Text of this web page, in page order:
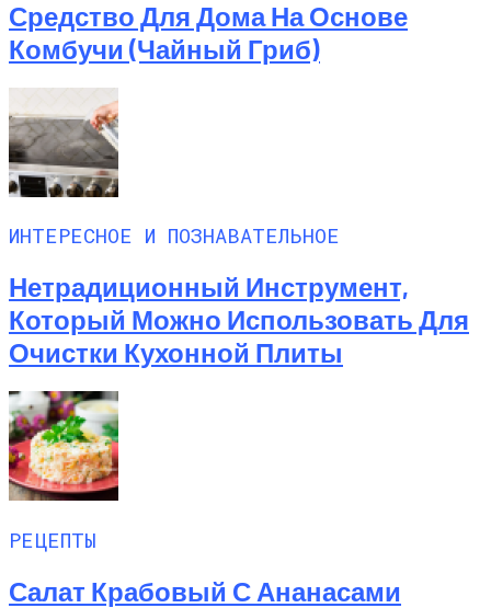
Средство Для Дома На Основе
Комбучи (чайный Гриб)
ИНТЕРЕСНОЕ И ПОЗНАВАТЕЛЬНОЕ
Нетрадиционный Инструмент,
Который Можно Использовать Для
Очистки Кухонной Плиты
РЕЦЕПТЫ
Салат Крабовый С Ананасами